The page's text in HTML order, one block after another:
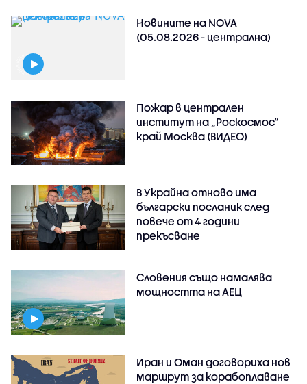
Новините на NOVA
(05.08.2026 - централна)
Пожар в централен
институт на „Роскосмос“
край Москва (ВИДЕО)
В Украйна отново има
български посланик след
повече от 4 години
прекъсване
Словения също намалява
мощността на АЕЦ
Иран и Оман договориха нов
маршрут за корабоплаване